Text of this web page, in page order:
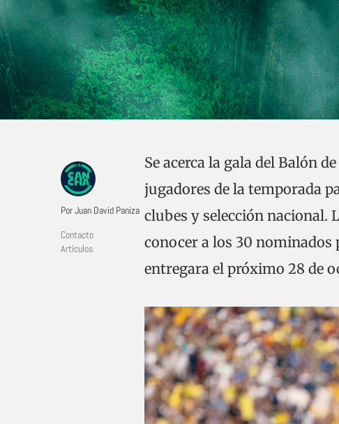
Por Juan David Paniza
Contacto
Artículos
Se acerca la gala del Balón
jugadores de la temporada
clubes y selección nacional.
conocer a los 30 nominados
entregara el próximo 28 de